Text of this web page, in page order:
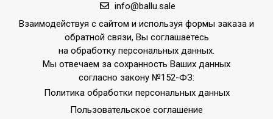
info@ballu.sale
Взаимодействуя с сайтом и используя формы заказа и
обратной связи, Вы соглашаетесь
на обработку персональных данных.
Мы отвечаем за сохранность Ваших данных
согласно закону №152-ФЗ:
Политика обработки персональных данных
Пользовательское соглашение